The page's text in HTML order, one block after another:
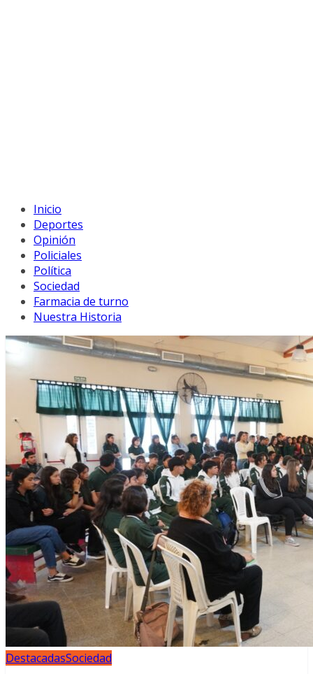
Inicio
Deportes
Opinión
Policiales
Política
Sociedad
Farmacia de turno
Nuestra Historia
DestacadasSociedad